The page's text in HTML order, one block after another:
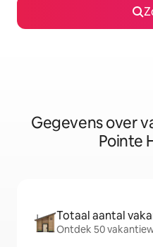
Gegevens over
Pointe
Totaal aantal
Ontdek 50